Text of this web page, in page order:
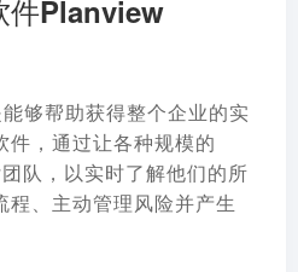
件Planview
够帮助获得整个企业的实
件，通过让各种规模的
队，以实时了解他们的所
程、主动管理风险并产生